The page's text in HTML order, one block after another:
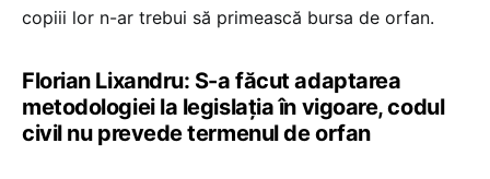
copiii lor n-ar trebui să primească bursa de orfan.
Florian Lixandru: S-a făcut adaptarea
metodologiei la legislația în vigoare, codul
civil nu prevede termenul de orfan